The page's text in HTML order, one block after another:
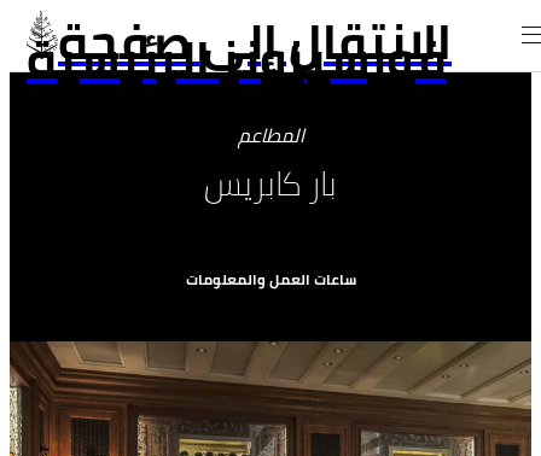
الانتقال إلى صفحة
فورسيزونز الرئيسية
المطاعم
بار كابريس
ساعات العمل والمعلومات